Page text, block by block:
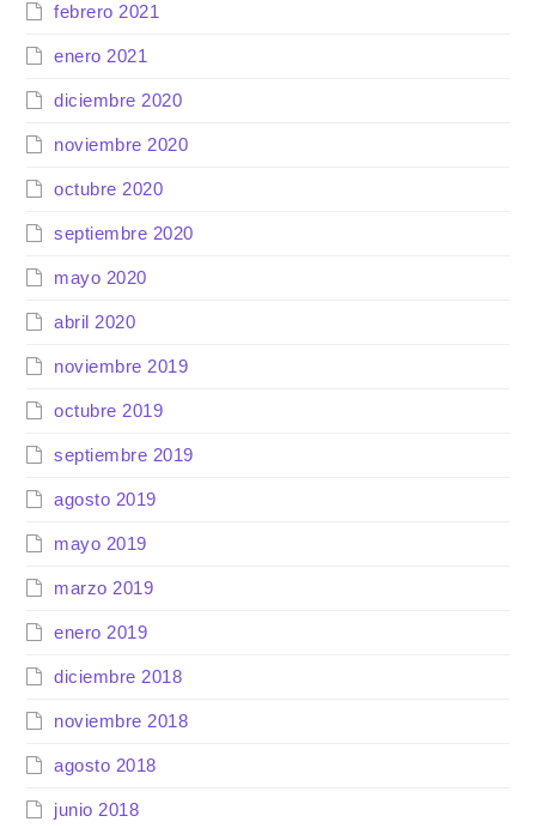
febrero 2021
enero 2021
diciembre 2020
noviembre 2020
octubre 2020
septiembre 2020
mayo 2020
abril 2020
noviembre 2019
octubre 2019
septiembre 2019
agosto 2019
mayo 2019
marzo 2019
enero 2019
diciembre 2018
noviembre 2018
agosto 2018
junio 2018